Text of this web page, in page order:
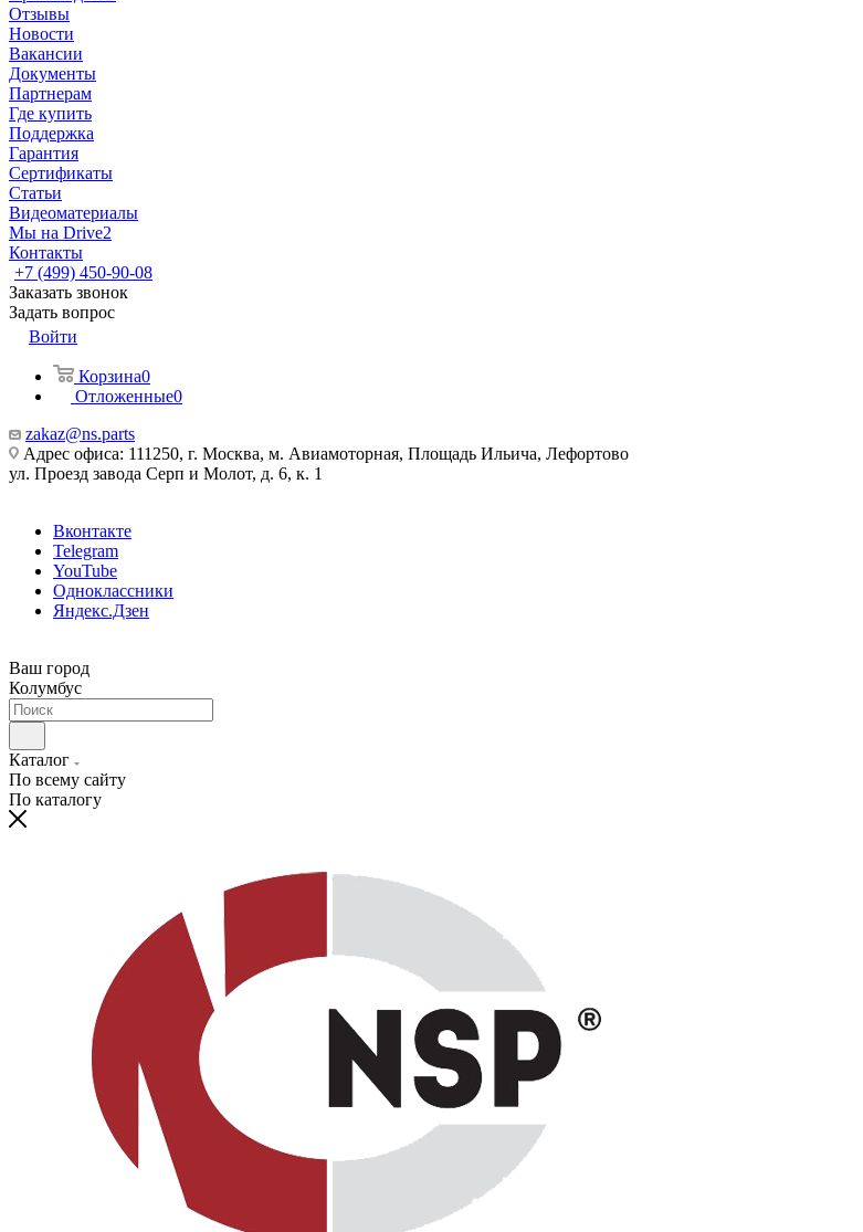
Отзывы
Новости
Вакансии
Документы
Партнерам
Где купить
Поддержка
Гарантия
Сертификаты
Статьи
Видеоматериалы
Мы на Drive2
Контакты
+7 (499) 450-90-08
Заказать звонок
Задать вопрос
Войти
Корзина0
Отложенные0
zakaz@ns.parts
Адрес офиса: 111250, г. Москва, м. Авиамоторная, Площадь Ильича, Лефортово
ул. Проезд завода Серп и Молот, д. 6, к. 1
Вконтакте
Telegram
YouTube
Одноклассники
Яндекс.Дзен
Ваш город
Колумбус
Каталог
По всему сайту
По каталогу